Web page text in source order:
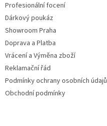
Profesionální focení
Dárkový poukáz
Showroom Praha
Doprava a Platba
Vrácení a Výměna zboží
Reklamační řád
Podmínky ochrany osobních údajů
Obchodní podmínky